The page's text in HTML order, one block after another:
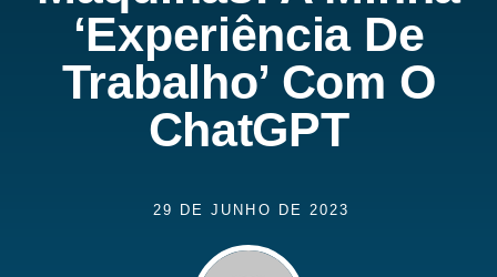
‘experiência De
Trabalho’ Com O
ChatGPT
29 DE JUNHO DE 2023